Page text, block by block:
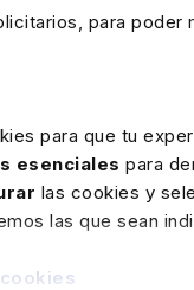
para
para que tu
esenciales para
las cookies y
las que sean
básico de
sino si permite
sin sesgos,
sino en
sino que
; pensemos que la